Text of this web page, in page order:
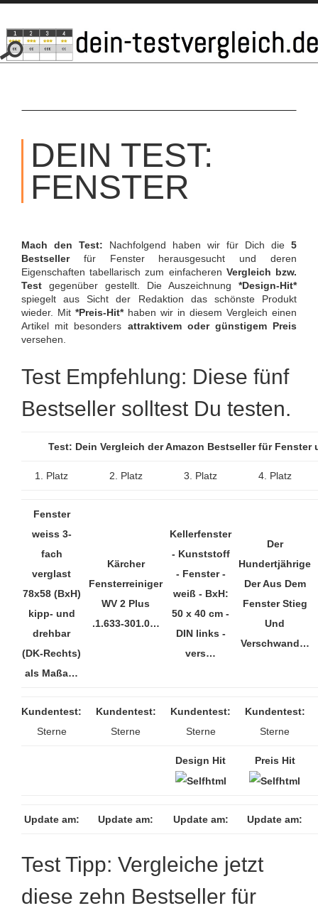
SKIP
CONTENT
DEIN TEST:
FENSTER
Mach den Test: Nachfolgend haben wir für Dich die 5
Bestsellerfür Fenster herausgesucht und deren
Eigenschaften tabellarisch zum einfacheren Vergleich bzw.
Test gegenüber gestellt. Die Auszeichnung *Design-Hit*
spiegelt aus Sicht der Redaktion das schönste Produkt
wieder. Mit *Preis-Hit*haben wir in diesem Vergleich einen
Artikel mit besonders attraktivem oder günstigem Preis
versehen.
Test Empfehlung: Diese fünf
Bestseller solltest Du testen.
Test: Dein Vergleich der Amazon Bestseller für Fenster
1. Platz 2. Platz 3. Platz 4. Platz
Fenster
weiss 3-
fach
verglast
78x58 (BxH)
kipp- und
drehbar
(DK-Rechts)
als Maßa…
Kärcher
Fensterreiniger
WV 2 Plus
.1.633-301.0…
Kellerfenster
- Kunststoff
- Fenster -
weiß - BxH:
50 x 40 cm -
DIN links -
vers…
Der
Hundertjährige
Der Aus Dem
Fenster Stieg
Und
Verschwand…
Kundentest:
Sterne
Kundentest:
Sterne
Kundentest:
Sterne
Kundentest:
Sterne
Design Hit Preis Hit
Update am: Update am: Update am: Update am:
Test Tipp: Vergleiche jetzt
diese zehn Bestseller für